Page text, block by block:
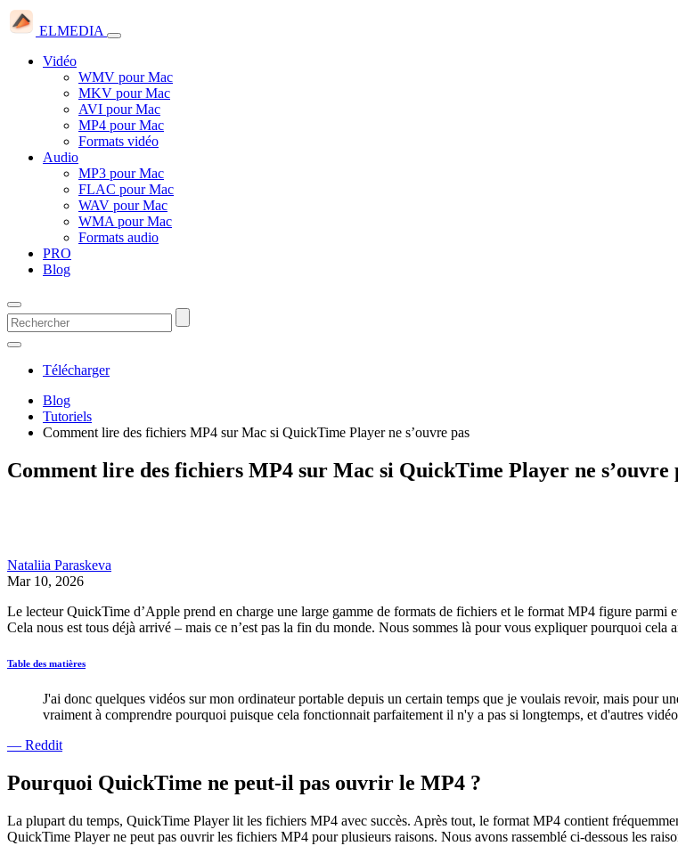
ELMEDIA
Vidéo
WMV pour Mac
MKV pour Mac
AVI pour Mac
MP4 pour Mac
Formats vidéo
Audio
MP3 pour Mac
FLAC pour Mac
WAV pour Mac
WMA pour Mac
Formats audio
PRO
Blog
Télécharger
Blog
Tutoriels
Comment lire des fichiers MP4 sur Mac si QuickTime Player ne s’ouvre pas
Comment lire des fichiers MP4 sur Mac si QuickTime Player ne s’ouvre
Nataliia Paraskeva
Mar 10, 2026
Le lecteur QuickTime d’Apple prend en charge une large gamme de formats de fichiers et le format MP4 figure
Cela nous est tous déjà arrivé – mais ce n’est pas la fin du monde. Nous sommes là pour vous expliquer pourquoi
Table des matières
J'ai donc quelques vidéos sur mon ordinateur portable depuis un certain temps que je voulais revoir, mais pour
vraiment à comprendre pourquoi puisque cela fonctionnait parfaitement il n'y a pas si longtemps, et d'autres
— Reddit
Pourquoi QuickTime ne peut-il pas ouvrir le MP4 ?
La plupart du temps, QuickTime Player lit les fichiers MP4 avec succès. Après tout, le format MP4 contient
QuickTime Player ne peut pas ouvrir les fichiers MP4 pour plusieurs raisons. Nous avons rassemblé ci-dessous les